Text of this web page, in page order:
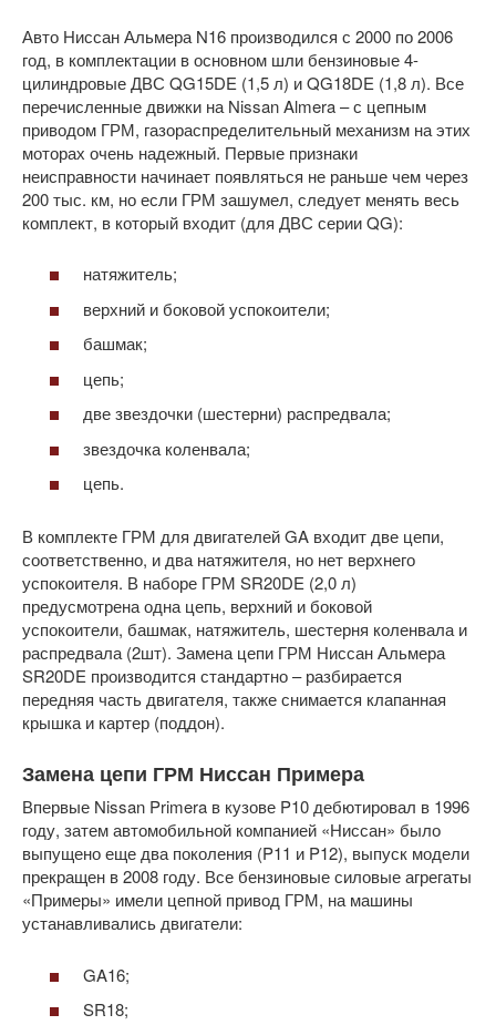
Авто Ниссан Альмера N16 производился с 2000 по 2006
год, в комплектации в основном шли бензиновые 4-
цилиндровые ДВС QG15DE (1,5 л) и QG18DE (1,8 л). Все
перечисленные движки на Nissan Almera – с цепным
приводом ГРМ, газораспределительный механизм на этих
моторах очень надежный. Первые признаки
неисправности начинает появляться не раньше чем через
200 тыс. км, но если ГРМ зашумел, следует менять весь
комплект, в который входит (для ДВС серии QG):
натяжитель;
верхний и боковой успокоители;
башмак;
цепь;
две звездочки (шестерни) распредвала;
звездочка коленвала;
цепь.
В комплекте ГРМ для двигателей GA входит две цепи,
соответственно, и два натяжителя, но нет верхнего
успокоителя. В наборе ГРМ SR20DE (2,0 л)
предусмотрена одна цепь, верхний и боковой
успокоители, башмак, натяжитель, шестерня коленвала и
распредвала (2шт). Замена цепи ГРМ Ниссан Альмера
SR20DE производится стандартно – разбирается
передняя часть двигателя, также снимается клапанная
крышка и картер (поддон).
Замена цепи ГРМ Ниссан Примера
Впервые Nissan Primera в кузове P10 дебютировал в 1996
году, затем автомобильной компанией «Ниссан» было
выпущено еще два поколения (P11 и P12), выпуск модели
прекращен в 2008 году. Все бензиновые силовые агрегаты
«Примеры» имели цепной привод ГРМ, на машины
устанавливались двигатели:
GA16;
SR18;